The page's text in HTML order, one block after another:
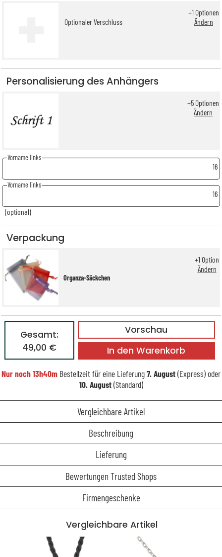
Optionaler Verschluss
+1Optionen
Ändern
Personalisierung des Anhängers
+5Optionen
Ändern
Vorname links
16
Vorname links
16
(optional)
Verpackung
Organza-Säckchen
+1Option
Ändern
Vorschau
Gesamt:
49,00 €
In den Warenkorb
Nur noch13h40m Bestellzeit für eine Lieferung7. August(Express) oder
10. August(Standard)
Vergleichbare Artikel
Beschreibung
Lieferung
Bewertungen Trusted Shops
Firmengeschenke
Vergleichbare Artikel